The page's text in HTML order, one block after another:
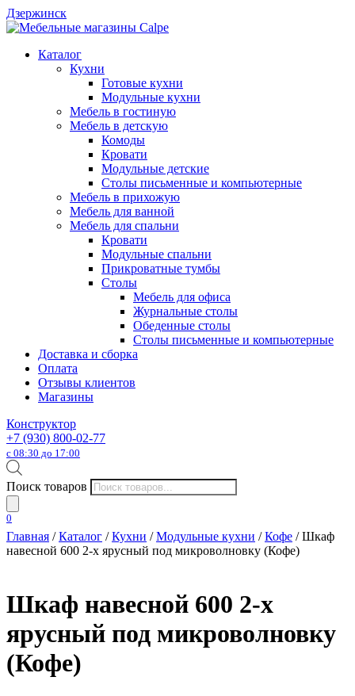
Дзержинск
Каталог
Кухни
Готовые кухни
Модульные кухни
Мебель в гостиную
Мебель в детскую
Комоды
Кровати
Модульные детские
Столы письменные и компьютерные
Мебель в прихожую
Мебель для ванной
Мебель для спальни
Кровати
Модульные спальни
Прикроватные тумбы
Столы
Мебель для офиса
Журнальные столы
Обеденные столы
Столы письменные и компьютерные
Доставка и сборка
Оплата
Отзывы клиентов
Магазины
Конструктор
+7 (930) 800-02-77
с 08:30 до 17:00
Поиск товаров
0
Главная /Каталог /Кухни /Модульные кухни /Кофе / Шкаф
навесной 600 2-х ярусный под микроволновку (Кофе)
Шкаф навесной 600 2-х
ярусный под микроволновку
(Кофе)